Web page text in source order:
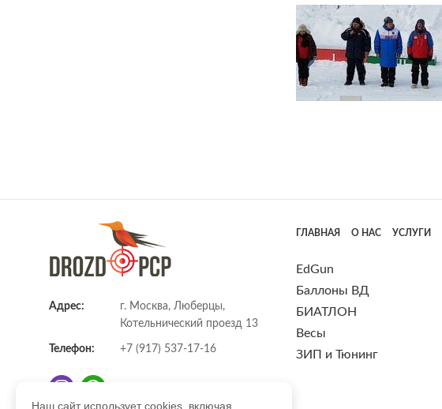
Адрес:
г. Москва, Люберцы,
Котельнический проезд 13
Телефон: +7 (917) 537-17-16
ГЛАВНАЯ О НАС УСЛУГИ
EdGun
Баллоны ВД
БИАТЛОН
Весы
ЗИП и Тюнинг
Наш сайт использует cookies, включая